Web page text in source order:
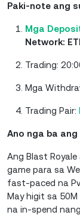
Paki-note ang
Mga
Network:
Trading:
Mga
Trading Pair:
Ano nga ba
Ang Blast Royale
game para sa
fast-paced na
May higit sa
na in-spend